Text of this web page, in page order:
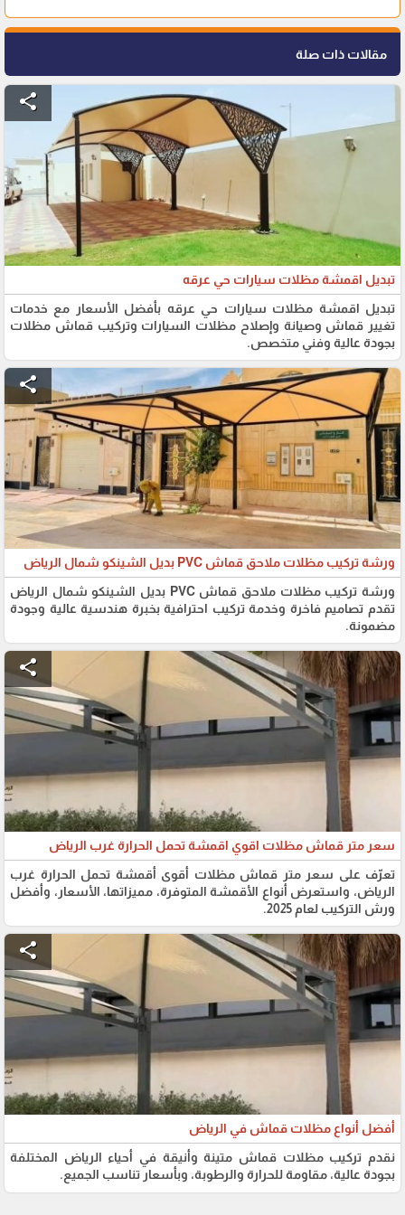
مقالات ذات صلة
share
تبديل اقمشة مظلات سيارات حي عرقه
تبديل اقمشة مظلات سيارات حي عرقه بأفضل الأسعار مع خدمات
تغيير قماش وصيانة وإصلاح مظلات السيارات وتركيب قماش مظلات
بجودة عالية وفني متخصص.
share
ورشة تركيب مظلات ملاحق قماش PVC بديل الشينكو شمال الرياض
ورشة تركيب مظلات ملاحق قماش PVC بديل الشينكو شمال الرياض
تقدم تصاميم فاخرة وخدمة تركيب احترافية بخبرة هندسية عالية وجودة
مضمونة.
share
سعر متر قماش مظلات اقوي اقمشة تحمل الحرارة غرب الرياض
تعرّف على سعر متر قماش مظلات أقوى أقمشة تحمل الحرارة غرب
الرياض، واستعرض أنواع الأقمشة المتوفرة، مميزاتها، الأسعار، وأفضل
ورش التركيب لعام 2025.
share
أفضل أنواع مظلات قماش في الرياض
نقدم تركيب مظلات قماش متينة وأنيقة في أحياء الرياض المختلفة
بجودة عالية، مقاومة للحرارة والرطوبة، وبأسعار تناسب الجميع.